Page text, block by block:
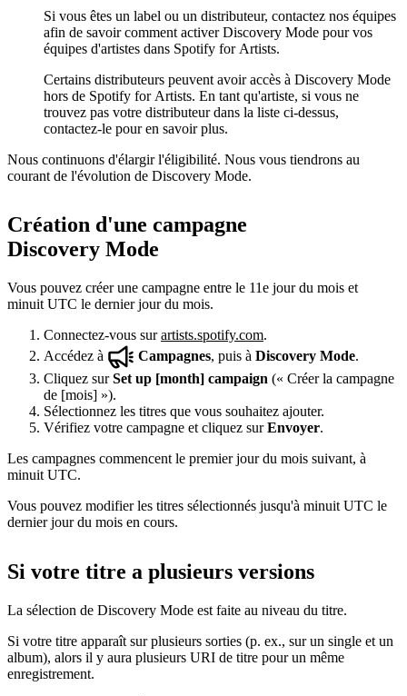
Si vous êtes un label ou un distributeur, contactez nos équipes
afin de savoir comment activer Discovery Mode pour vos
équipes d'artistes dans Spotify for Artists.
Certains distributeurs peuvent avoir accès à Discovery Mode
hors de Spotify for Artists. En tant qu'artiste, si vous ne
trouvez pas votre distributeur dans la liste ci-dessus,
contactez-le pour en savoir plus.
Nous continuons d'élargir l'éligibilité. Nous vous tiendrons au
courant de l'évolution de Discovery Mode.
Création d'une campagne
Discovery Mode
Vous pouvez créer une campagne entre le 11e jour du mois et
minuit UTC le dernier jour du mois.
Connectez-vous surartists.spotify.com.
Accédez à
Campagnes, puis à Discovery Mode.
Cliquez surSet up [month] campaign (« Créer la campagne
de [mois] »).
Sélectionnez les titres que vous souhaitez ajouter.
Vérifiez votre campagne et cliquez surEnvoyer.
Les campagnes commencent le premier jour du mois suivant, à
minuit UTC.
Vous pouvez modifier les titres sélectionnés jusqu'à minuit UTC le
dernier jour du mois en cours.
Si votre titre a plusieurs versions
La sélection de Discovery Mode est faite au niveau du titre.
Si votre titre apparaît sur plusieurs sorties (p. ex., sur un single et un
album), alors il y aura plusieurs URI de titre pour un même
enregistrement.